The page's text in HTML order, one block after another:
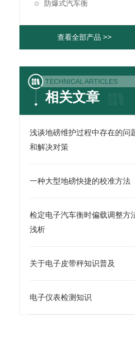
防爆式汽车衡
查看全部产品 >>
TECHNICAL ARTICLES
相关文章
浅谈地磅维护过程中存在的问
和解决对策
一种大型地磅快捷的校准方法
检定电子汽车衡时偏载调整方
浅析
关于电子皮带秤知识普及
电子仪表检测知识